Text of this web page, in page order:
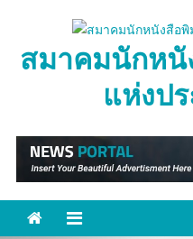
contentสมาคมนักห
แห่งป